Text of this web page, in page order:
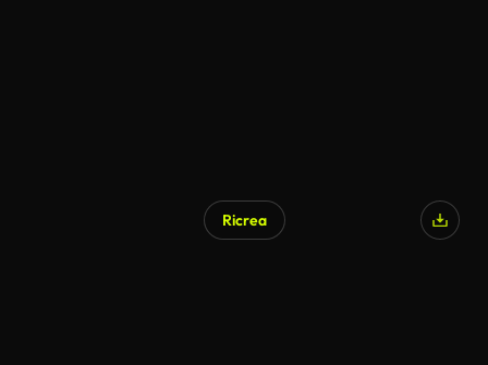
Ricrea